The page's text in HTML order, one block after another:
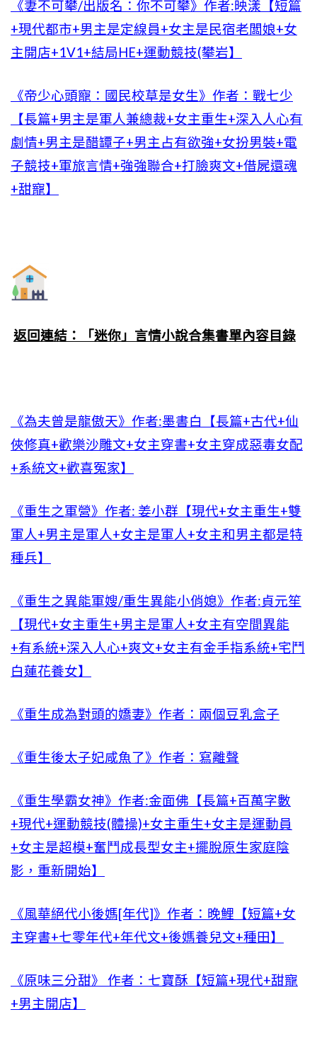
《妻不可攀/出版名：你不可攀》作者:映漾【短篇
+現代都市+男主是定線員+女主是民宿老闆娘+女
主開店+1V1+結局HE+運動競技(攀岩】
《帝少心頭寵：國民校草是女生》作者：戰七少
【長篇+男主是軍人兼總裁+女主重生+深入人心有
劇情+男主是醋罈子+男主占有欲強+女扮男裝+電
子競技+軍旅言情+強強聯合+打臉爽文+借屍還魂
+甜寵】
返回連結：「迷你」言情小說合集書單內容目錄
《為夫曾是龍傲天》作者:墨書白【長篇+古代+仙
俠修真+歡樂沙雕文+女主穿書+女主穿成惡毒女配
+系統文+歡喜冤家】
《重生之軍營》作者: 姜小群【現代+女主重生+雙
軍人+男主是軍人+女主是軍人+女主和男主都是特
種兵】
《重生之異能軍嫂/重生異能小俏媳》作者:貞元笙
【現代+女主重生+男主是軍人+女主有空間異能
+有系統+深入人心+爽文+女主有金手指系統+宅鬥
白蓮花養女】
《重生成為對頭的嬌妻》作者：兩個豆乳盒子
《重生後太子妃咸魚了》作者：寫離聲
《重生學霸女神》作者:金面佛【長篇+百萬字數
+現代+運動競技(體操)+女主重生+女主是運動員
+女主是超模+奮鬥成長型女主+擺脫原生家庭陰
影，重新開始】
《風華絕代小後媽[年代]》作者：晚鯉【短篇+女
主穿書+七零年代+年代文+後媽養兒文+種田】
《原味三分甜》 作者：七寶酥【短篇+現代+甜寵
+男主開店】